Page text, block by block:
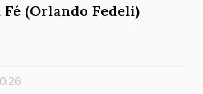
(Orlando Fedeli)